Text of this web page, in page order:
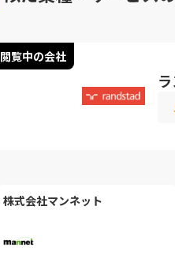
閲覧中の会社
株式会社マンネット